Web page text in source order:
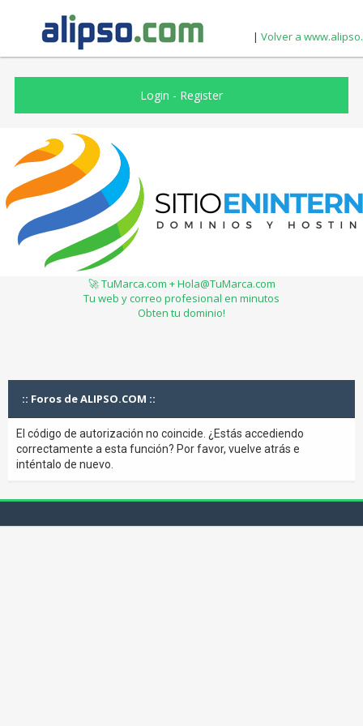
| Volver a
Login - Register
🚀 TuMarca.com + Hola@TuMarca.com
Tu web y correo profesional en minutos
Obten tu dominio!
:: Foros de ALIPSO.COM ::
El código de autorización no coincide. ¿Estás accediendo
correctamente a esta función? Por favor, vuelve atrás e
inténtalo de nuevo.